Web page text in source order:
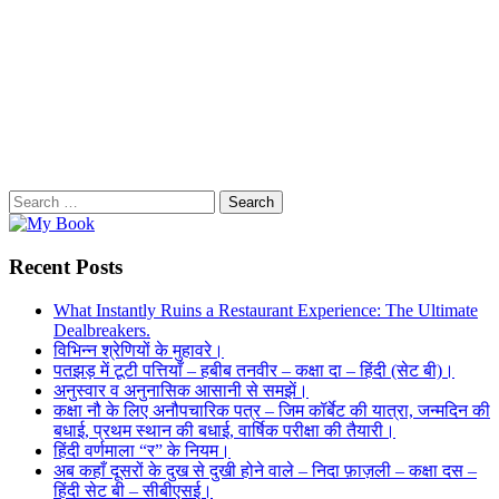
Search
for:
Recent Posts
What Instantly Ruins a Restaurant Experience: The Ultimate
Dealbreakers.
विभिन्न श्रेणियों के मुहावरे।
पतझड़ में टूटी पत्तियाँ – हबीब तनवीर – कक्षा दा – हिंदी (सेट बी)।
अनुस्वार व अनुनासिक आसानी से समझें।
कक्षा नौ के लिए अनौपचारिक पत्र – जिम कॉर्बेट की यात्रा, जन्मदिन की
बधाई, प्रथम स्थान की बधाई, वार्षिक परीक्षा की तैयारी।
हिंदी वर्णमाला “र” के नियम।
अब कहाँ दूसरों के दुख से दुखी होने वाले – निदा फ़ाज़ली – कक्षा दस –
हिंदी सेट बी – सीबीएसई।